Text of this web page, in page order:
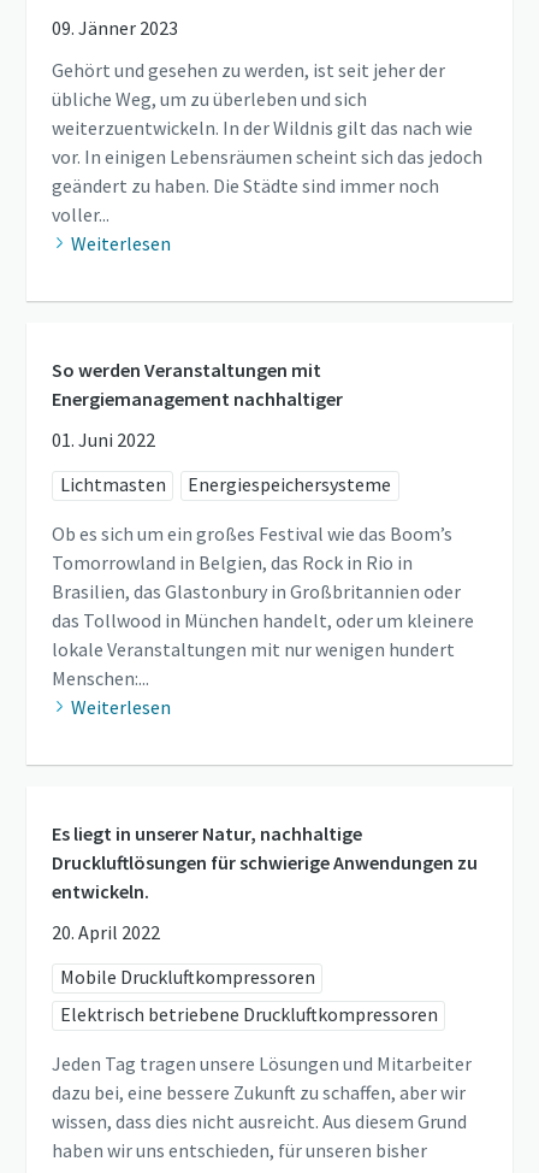
09. Jänner 2023
Gehört und gesehen zu werden, ist seit jeher der
übliche Weg, um zu überleben und sich
weiterzuentwickeln. In der Wildnis gilt das nach wie
vor. In einigen Lebensräumen scheint sich das jedoch
geändert zu haben. Die Städte sind immer noch
voller...
Weiterlesen
So werden Veranstaltungen mit
Energiemanagement nachhaltiger
01. Juni 2022
Lichtmasten
Energiespeichersysteme
Ob es sich um ein großes Festival wie das Boom’s
Tomorrowland in Belgien, das Rock in Rio in
Brasilien, das Glastonbury in Großbritannien oder
das Tollwood in München handelt, oder um kleinere
lokale Veranstaltungen mit nur wenigen hundert
Menschen:...
Weiterlesen
Es liegt in unserer Natur, nachhaltige
Druckluftlösungen für schwierige Anwendungen zu
entwickeln.
20. April 2022
Mobile Druckluftkompressoren
Elektrisch betriebene Druckluftkompressoren
Jeden Tag tragen unsere Lösungen und Mitarbeiter
dazu bei, eine bessere Zukunft zu schaffen, aber wir
wissen, dass dies nicht ausreicht. Aus diesem Grund
haben wir uns entschieden, für unseren bisher